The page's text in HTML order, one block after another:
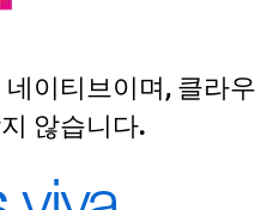
이티브이며, 클라우
않습니다.